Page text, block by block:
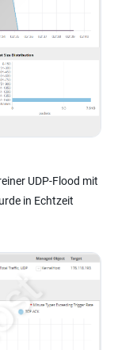
UDP-Flood mit
in Echtzeit